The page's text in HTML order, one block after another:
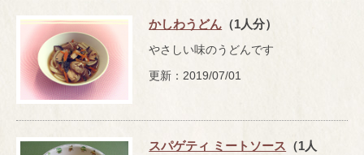
かしわうどん （1人分）
やさしい味のうどんです
更新：2019/07/01
スパゲティ ミートソース （1人